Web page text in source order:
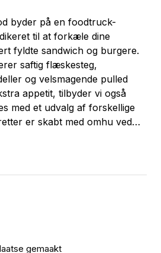
byder på en foodtruck-
til at forkæle dine
fyldte sandwich og burgere.
saftig flæskesteg,
og velsmagende pulled
appetit, tilbyder vi også
med et udvalg af forskellige
er skabt med omhu ved
garanterer en kulinarisk
til en mindeværdig
gemaakt